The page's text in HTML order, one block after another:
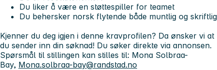
Du liker å være en støttespiller for teamet
Du behersker norsk flytende både muntlig og skriftlig
Kjenner du deg igjen i denne kravprofilen? Da ønsker vi at
du sender inn din søknad! Du søker direkte via annonsen.
Spørsmål til stillingen kan stilles til: Mona Solbraa-
Bay, Mona.solbraa-bay@randstad.no